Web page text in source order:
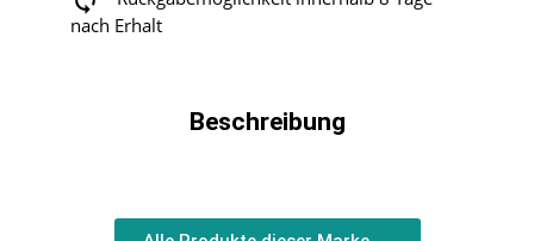
nach Erhalt
Beschreibung